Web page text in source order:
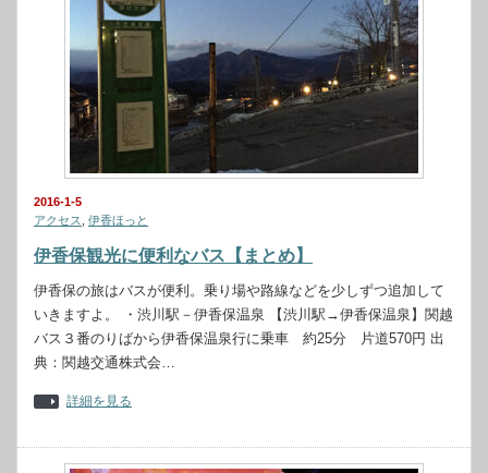
2016-1-5
アクセス
伊香ほっと
伊香保観光に便利なバス【まとめ】
伊香保の旅はバスが便利。乗り場や路線などを少しずつ追加して
いきますよ。 ・渋川駅－伊香保温泉 【渋川駅→伊香保温泉】関越
バス３番のりばから伊香保温泉行に乗車 約25分 片道570円 出
典：関越交通株式会…
詳細を見る